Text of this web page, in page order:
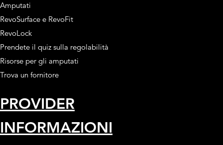
Amputati
RevoSurface e RevoFit
RevoLock
Prendete il quiz sulla regolabilità
Risorse per gli amputati
Trova un fornitore
PROVIDER
INFORMAZIONI